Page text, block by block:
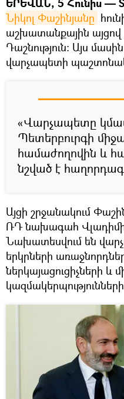
ԵՐԵՎԱՆ, 5 Հունիս —
Նիկոլ Փաշինյանը
աշխատանքային
Դաշնություն։ Այս
վարչապետի
«Վարչապետը
Պետերբուրգի
համաժողովին և
նշված է
Այցի շրջանակում
ՌԴ նախագահ
Նախատեսվում են
երկրների
ներկայացուցիչների և